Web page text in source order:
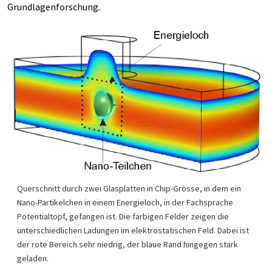
Grundlagenforschung.
Querschnitt durch zwei Glasplatten in Chip-Grösse, in dem ein
Nano-Partikelchen in einem Energieloch, in der Fachsprache
Potentialtopf, gefangen ist. Die farbigen Felder zeigen die
unterschiedlichen Ladungen im elektrostatischen Feld. Dabei ist
der rote Bereich sehr niedrig, der blaue Rand hingegen stark
geladen.